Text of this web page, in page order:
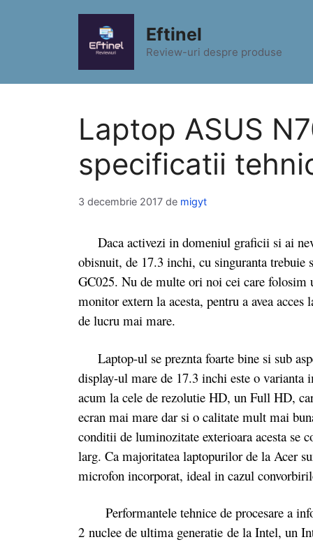
Eftinel
Review-uri despre produse
Laptop ASUS
specificatii
3 decembrie 2017 de migyt
Daca activezi in domeniul graficii si ai
obisnuit, de 17.3 inchi, cu singuranta
GC025. Nu de multe ori noi cei care folosim
monitor extern la acesta, pentru a avea
de lucru mai mare.
Laptop-ul se preznta foarte bine si sub
display-ul mare de 17.3 inchi este o varianta
acum la cele de rezolutie HD, un Full HD,
ecran mai mare dar si o calitate mult mai
conditii de luminozitate exterioara acesta se
larg. Ca majoritatea laptopurilor de la Acer
microfon incorporat, ideal in cazul
Performantele tehnice de procesare a
2 nuclee de ultima generatie de la Intel, un